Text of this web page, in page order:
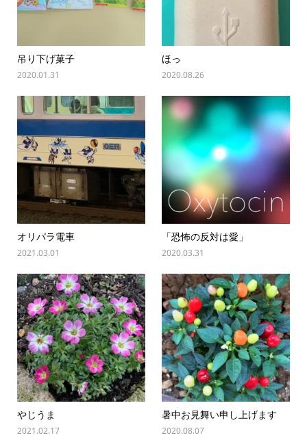
吊り下げ菓子
2020.01.31
ほっ
2020.08.26
オリパラ電車
2021.03.01
「恐怖の反対は愛」
2020.03.31
やじうま
2021.02.17
暑中お見舞い申し上げます
2020.08.07